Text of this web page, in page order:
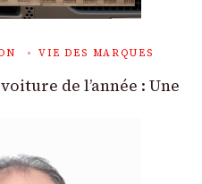
VIE DES MARQUES
de l’année : Une